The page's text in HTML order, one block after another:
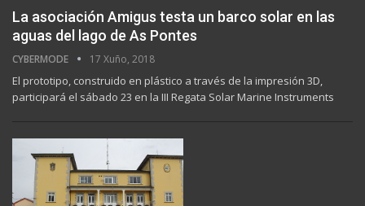
La asociación Amigus testa un barco solar en las
aguas del lago de As Pontes
CYBERMODE 17 Xuño, 2018
El prototipo, construido en plástico a través de la impresión 3D,
participará el sábado 23 en la III Regata Solar Marine Instruments